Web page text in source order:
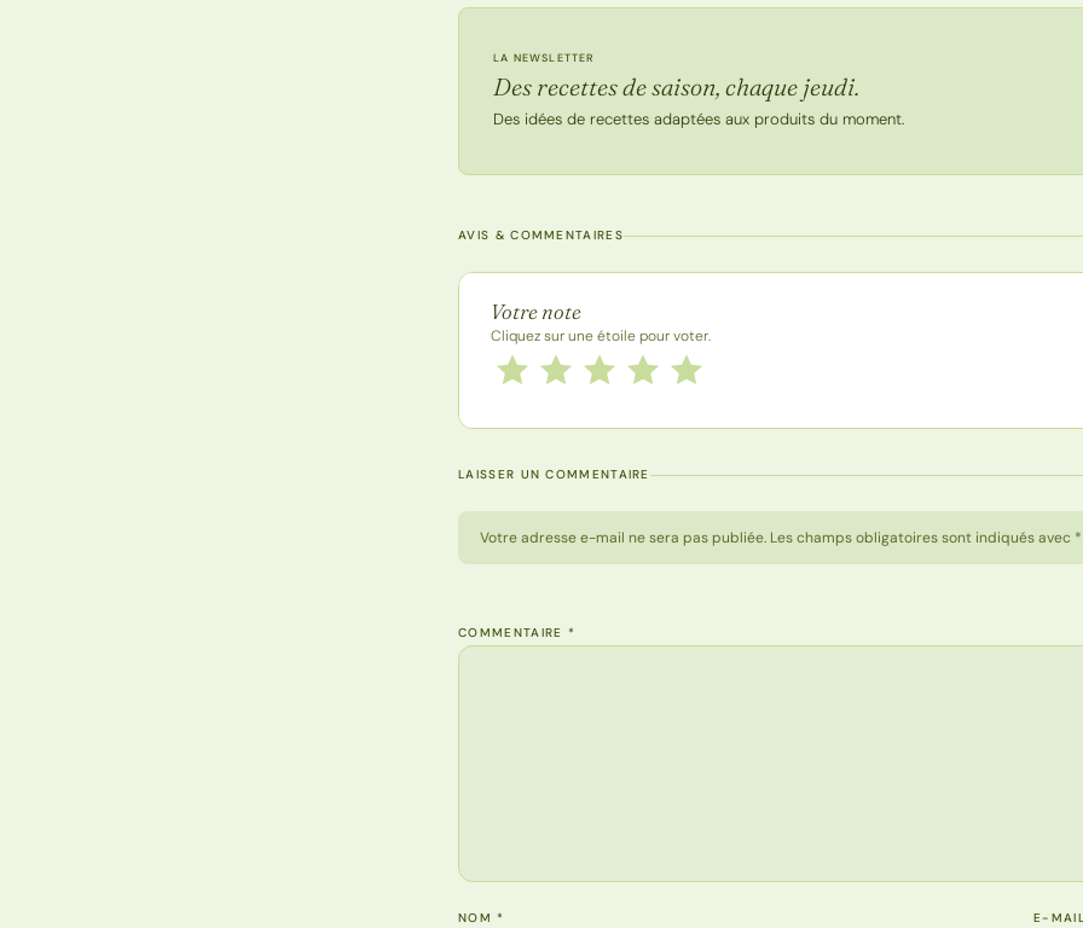
LA NEWSLETTER
Des recettes de saison, chaque jeudi.
Des idées de recettes adaptées aux produits du moment.
AVIS & COMMENTAIRES
Note de la recette
Votre note
Cliquez sur une étoile pour voter.
Notez cette recette de 1 à 5 étoiles
5 étoiles
4 étoiles
3 étoiles
2 étoiles
1 étoile
LAISSER UN COMMENTAIRE
Votre adresse e-mail ne sera pas publiée. Les champs obligatoires sont indiqués avec *
COMMENTAIRE *
NOM* E-